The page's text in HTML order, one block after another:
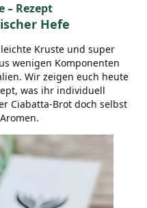
– Rezept
Hefe
Kruste und super
wenigen Komponenten
Wir zeigen euch heute
was ihr individuell
Ciabatta-Brot doch selbst